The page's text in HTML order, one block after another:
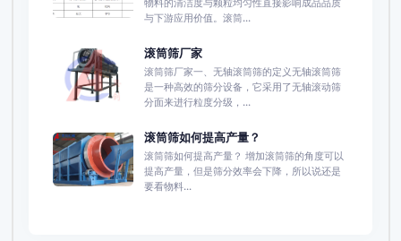
与下游应用价值。滚筒...
滚筒筛厂家
滚筒筛厂家一、无轴滚筒筛的定义无轴滚筒筛
是一种高效的筛分设备，它采用了无轴滚动筛
分面来进行粒度分级，...
滚筒筛如何提高产量？
滚筒筛如何提高产量？ 增加滚筒筛的角度可以
提高产量，但是筛分效率会下降，所以说还是
要看物料...